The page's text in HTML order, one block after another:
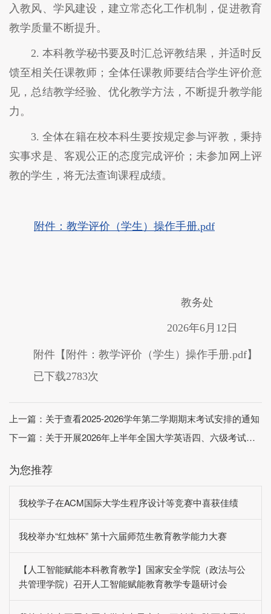
入教风、学风建设，建立常态化工作机制，促进教育
教学质量不断提升。
2. 本科教学秘书要及时汇总评教结果，并适时反
馈至相关任课教师；全体任课教师要结合学生评价意
见，总结教学经验、优化教学方法，不断提升教学能
力。
3. 全体在籍在校本科生要按规定参与评教，秉持
实事求是、客观公正的态度完成评价；未参加网上评
教的学生，将无法查询课程成绩。
附件：教学评价（学生）操作手册.pdf
教务处
2026年6月12日
附件【 附件：教学评价（学生）操作手册.pdf】
已下载2783次
上一篇： 关于查看2025-2026学年第二学期期末考试安排的通知
下一篇： 关于开展2026年上半年全国大学英语四、六级考试考务人员培训工作的通知
为您推荐
我校学子在ACM国际大学生程序设计等竞赛中喜获佳绩
我校举办“红烛杯” 第十六届师范生教育教学能力大赛
【人工智能赋能本科教育教学】国家安全学院（政法与公
共管理学院）召开人工智能赋能教育教学专题研讨会